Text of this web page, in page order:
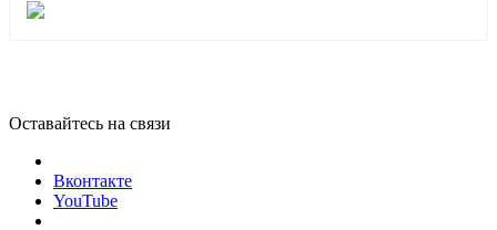
Оставайтесь на связи
Вконтакте
YouTube